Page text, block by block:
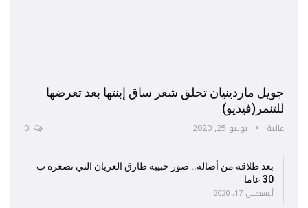
جويل ماردينيان تحلق شعر ساق إبنتها بعد تعرضها
للتنمر(فيديو)
عالية يونيو 25, 2020
بعد طلاقه من أصالة.. صور حبيبة طارق العريان التي تصغره ب
30 عاما
أغسطس 17, 2020